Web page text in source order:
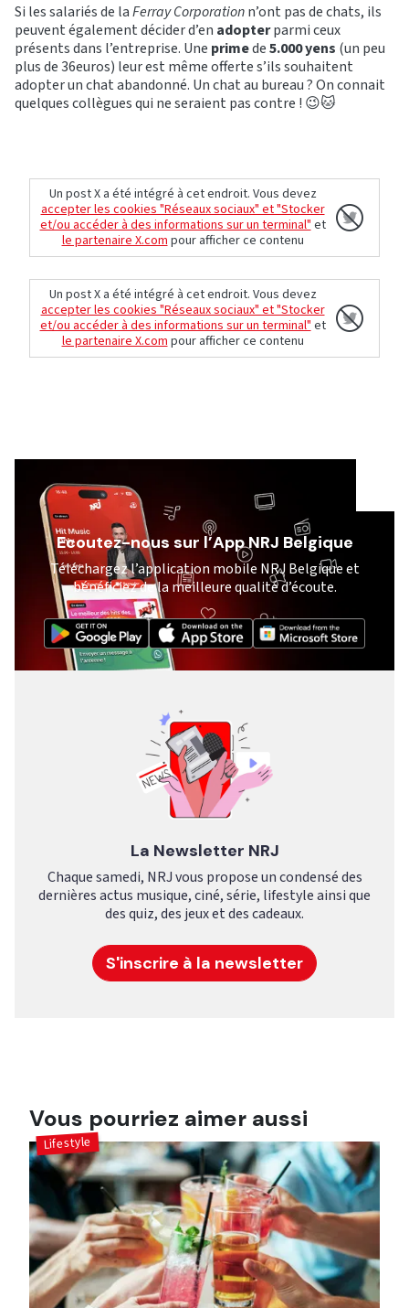
Si les salariés de laFerray Corporationn’ont pas de chats, ils
peuvent également décider d’en adopterparmi ceux
présents dans l’entreprise. Une primede5.000 yens (un peu
plus de 36euros) leur est même offerte s’ils souhaitent
adopter un chat abandonné. Un chat au bureau ? On connait
quelques collègues qui ne seraient pas contre ! 😉🐱
Un post X a été intégré à cet endroit. Vous devez
accepter les cookies "Réseaux sociaux" et "Stocker
et/ou accéder à des informations sur un terminal" et
le partenaire X.com pour afficher ce contenu
Un post X a été intégré à cet endroit. Vous devez
accepter les cookies "Réseaux sociaux" et "Stocker
et/ou accéder à des informations sur un terminal" et
le partenaire X.com pour afficher ce contenu
Ecoutez-nous sur l’App NRJ Belgique
Téléchargez l’application mobile NRJ Belgique et
bénéficiez de la meilleure qualité d’écoute.
La Newsletter NRJ
Chaque samedi, NRJ vous propose un condensé des
dernières actus musique, ciné, série, lifestyle ainsi que
des quiz, des jeux et des cadeaux.
S'inscrire à la newsletter
Vous pourriez aimer aussi
Lifestyle